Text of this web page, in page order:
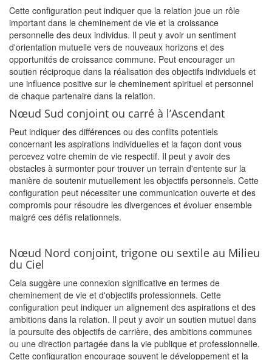
Cette configuration peut indiquer que la relation joue un rôle
important dans le cheminement de vie et la croissance
personnelle des deux individus. Il peut y avoir un sentiment
d'orientation mutuelle vers de nouveaux horizons et des
opportunités de croissance commune. Peut encourager un
soutien réciproque dans la réalisation des objectifs individuels et
une influence positive sur le cheminement spirituel et personnel
de chaque partenaire dans la relation.
Nœud Sud conjoint ou carré à l’Ascendant
Peut indiquer des différences ou des conflits potentiels
concernant les aspirations individuelles et la façon dont vous
percevez votre chemin de vie respectif. Il peut y avoir des
obstacles à surmonter pour trouver un terrain d'entente sur la
manière de soutenir mutuellement les objectifs personnels. Cette
configuration peut nécessiter une communication ouverte et des
compromis pour résoudre les divergences et évoluer ensemble
malgré ces défis relationnels.
Nœud Nord conjoint, trigone ou sextile au Milieu
du Ciel
Cela suggère une connexion significative en termes de
cheminement de vie et d'objectifs professionnels. Cette
configuration peut indiquer un alignement des aspirations et des
ambitions dans la relation. Il peut y avoir un soutien mutuel dans
la poursuite des objectifs de carrière, des ambitions communes
ou une direction partagée dans la vie publique et professionnelle.
Cette configuration encourage souvent le développement et la